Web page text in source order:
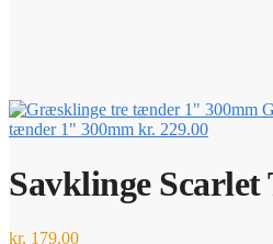
tænder 1" 300mm kr. 229.00
Savklinge Scarlet
kr. 179.00